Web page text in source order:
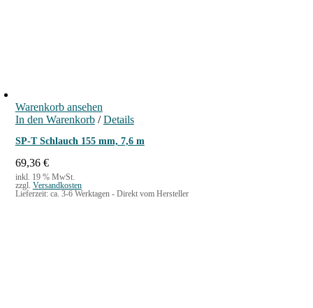
Warenkorb ansehen
In den Warenkorb / Details
SP-T Schlauch 155 mm, 7,6 m
69,36 €
inkl. 19 % MwSt.
zzgl. Versandkosten
Lieferzeit: ca. 3-6 Werktagen - Direkt vom Hersteller